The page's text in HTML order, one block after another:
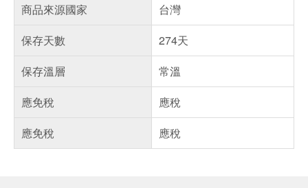
商品來源國家
台灣
保存天數
274天
保存溫層
常溫
應免稅
應稅
應免稅
應稅